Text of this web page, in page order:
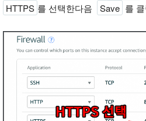
HTTPS 를 선택한다음 Save 를